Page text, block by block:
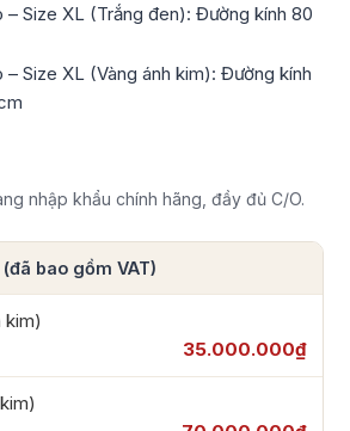
Size XL (Trắng đen): Đường kính 80
Size XL (Vàng ánh kim): Đường kính
nhập khẩu chính hãng, đầy đủ C/O.
bao gồm VAT)
kim)
35.000.000₫